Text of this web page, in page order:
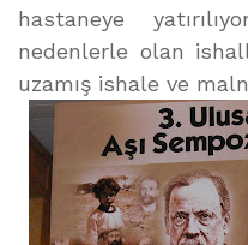
hastaneye
nedenlerle olan
uzamış ishale ve